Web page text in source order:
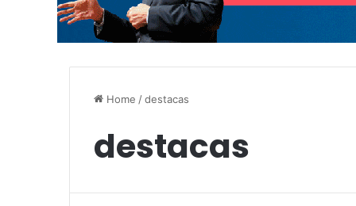
Home /destacas
destacas